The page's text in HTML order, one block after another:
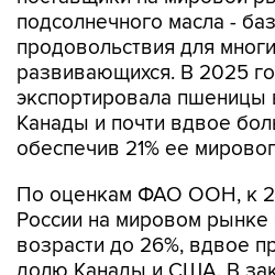
подсолнечного масла -
продовольствия для
развивающихся. В 2025
экспортировала пшеницы
Канады и почти вдвое
обеспечив 21% ее
По оценкам ФАО ООН, к
России на мировом
возрасти до 26%, вдвое